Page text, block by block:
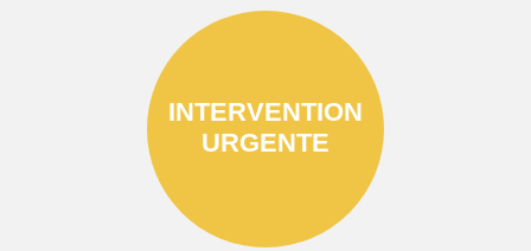
INTERVENTION
URGENTE